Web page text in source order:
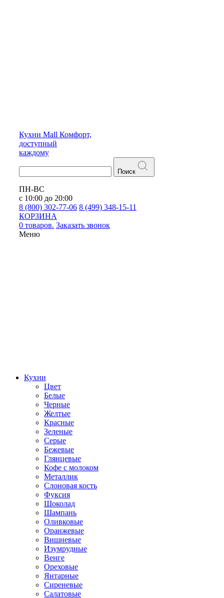
Кухни Mall Комфорт,
доступный
каждому
Поиск
ПН-ВС
с 10:00 до 20:00
8 (800) 302-77-06 8 (499) 348-15-11
КОРЗИНА
0 товаров. Заказать звонок
Меню
Кухни
Цвет
Белые
Черные
Желтые
Красные
Зеленые
Серые
Бежевые
Глянцевые
Кофе с молоком
Металлик
Слоновая кость
Фуксия
Шоколад
Шампань
Оливковые
Оранжевые
Вишневые
Изумрудные
Венге
Ореховые
Янтарные
Сиреневые
Салатовые